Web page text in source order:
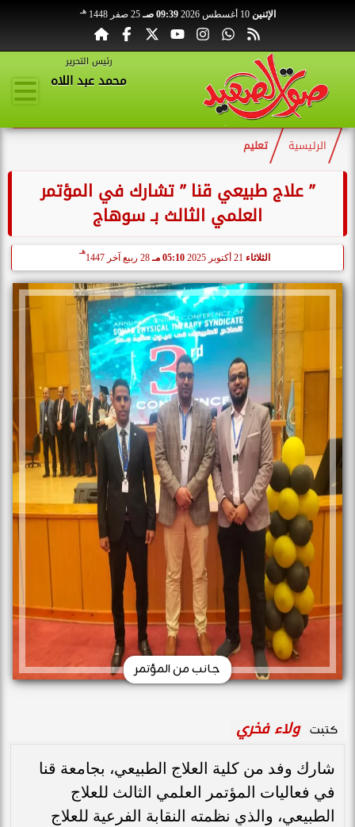
الإثنين 10 أغسطس 2026 09:39 صـ 25 صفر 1448 هـ
رئيس التحرير
محمد عبد اللاه
الرئيسية تعليم
” علاج طبيعي قنا ” تشارك في المؤتمر
العلمي الثالث بـ سوهاج
الثلاثاء 05:10 مـ 28 ربيع آخر 1447
هـ
جانب من المؤتمر
كتبت ولاء فخري
شارك وفد من كلية العلاج الطبيعي، بجامعة قنا
في فعاليات المؤتمر العلمي الثالث للعلاج
الطبيعي، والذي نظمته النقابة الفرعية للعلاج